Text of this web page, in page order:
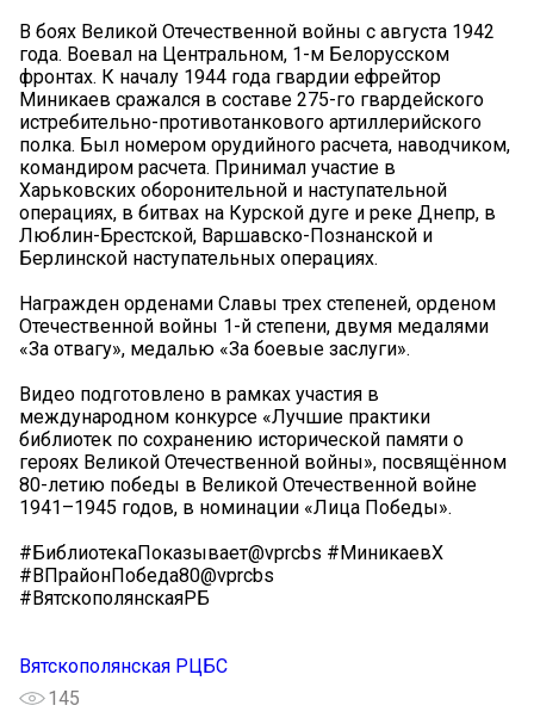
В боях Великой Отечественной войны с августа 1942
года. Воевал на Центральном, 1-м Белорусском
фронтах. К началу 1944 года гвардии ефрейтор
Миникаев сражался в составе 275-го гвардейского
истребительно-противотанкового артиллерийского
полка. Был номером орудийного расчета, наводчиком,
командиром расчета. Принимал участие в
Харьковских оборонительной и наступательной
операциях, в битвах на Курской дуге и реке Днепр, в
Люблин-Брестской, Варшавско-Познанской и
Берлинской наступательных операциях.
Награжден орденами Славы трех степеней, орденом
Отечественной войны 1-й степени, двумя медалями
«За отвагу», медалью «За боевые заслуги».
Видео подготовлено в рамках участия в
международном конкурсе «Лучшие практики
библиотек по сохранению исторической памяти о
героях Великой Отечественной войны», посвящённом
80-летию победы в Великой Отечественной войне
1941–1945 годов, в номинации «Лица Победы».
#БиблиотекаПоказывает@vprcbs #МиникаевХ
#ВПрайонПобеда80@vprcbs
#ВятскополянскаяРБ
Вятскополянская РЦБС
145